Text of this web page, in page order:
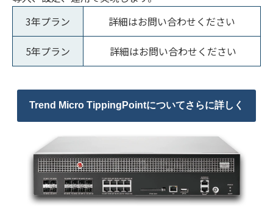
3年プラン
詳細はお問い合わせください
5年プラン 詳細はお問い合わせください
Trend Micro TippingPointについてさらに詳しく